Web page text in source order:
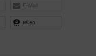
E-Mail
teilen